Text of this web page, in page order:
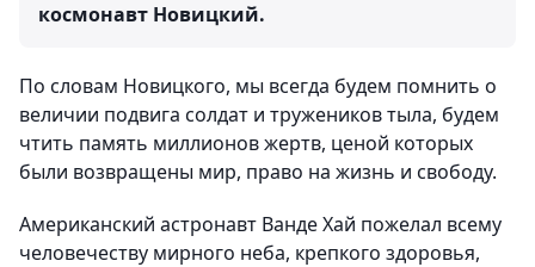
космонавт Новицкий.
По словам Новицкого, мы всегда будем помнить о
величии подвига солдат и тружеников тыла, будем
чтить память миллионов жертв, ценой которых
были возвращены мир, право на жизнь и свободу.
Американский астронавт Ванде Хай пожелал всему
человечеству мирного неба, крепкого здоровья,